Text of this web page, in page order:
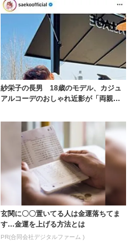
紗栄子の長男 18歳のモデル、カジュ
アルコーデのおしゃれ近影が「両親の
玄関に〇〇置いてる人は金運落ちてま
す…金運を上げる方法とは
PR(合同会社デジタルファーム )